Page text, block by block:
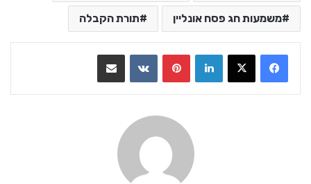
משמעות חג פסח אונליין תורת הקבלה
LinkedIn
VKontakte